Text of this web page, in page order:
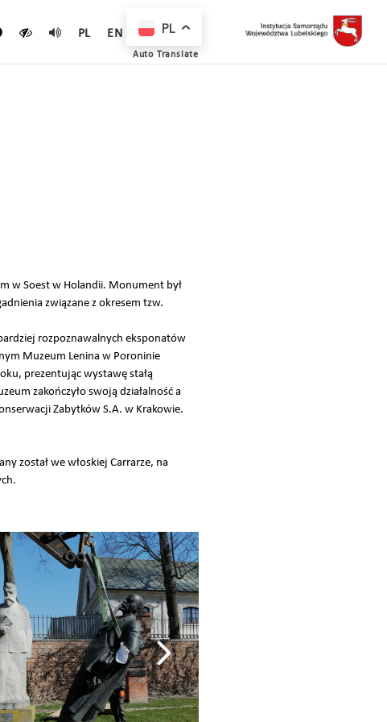
PL EN
w Soest w Holandii. Monument był
związane z okresem tzw.
rozpoznawalnych eksponatów
Muzeum Lenina w Poroninie
prezentując wystawę stałą
zakończyło swoją działalność a
Zabytków S.A. w Krakowie.
został we włoskiej Carrarze, na
PL
Auto Translate